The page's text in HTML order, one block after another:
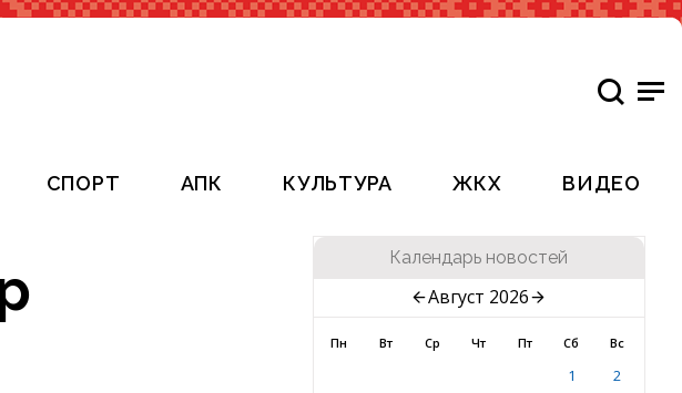
СПОРТ АПК КУЛЬТУРА ЖКХ ВИДЕО
Календарь новостей
Август 2026
Пн Вт Ср Чт Пт Сб Вс
1
2